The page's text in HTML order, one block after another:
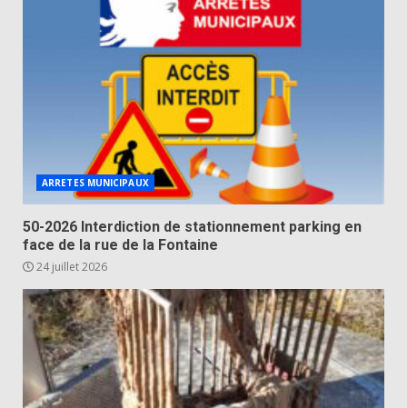
ARRETES MUNICIPAUX
50-2026 Interdiction de stationnement parking en
face de la rue de la Fontaine
24 juillet 2026